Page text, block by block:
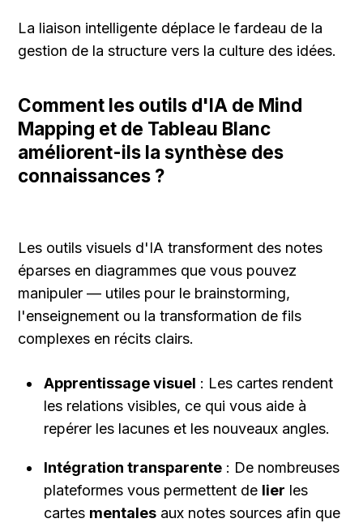
La liaison intelligente déplace le fardeau de la
gestion de la structure vers la culture des idées.
Comment les outils d'IA de Mind
Mapping et de Tableau Blanc
améliorent-ils la synthèse des
connaissances ?
Les outils visuels d'IA transforment des notes
éparses en diagrammes que vous pouvez
manipuler — utiles pour le brainstorming,
l'enseignement ou la transformation de fils
complexes en récits clairs.
Apprentissage visuel : Les cartes rendent
les relations visibles, ce qui vous aide à
repérer les lacunes et les nouveaux angles.
Intégration transparente : De nombreuses
plateformes vous permettent de lier les
cartes mentales aux notes sources afin que